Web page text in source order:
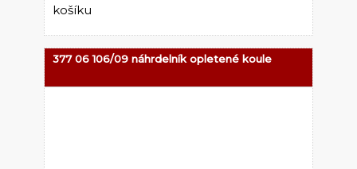
377 06 106/09 náhrdelník opletené koule